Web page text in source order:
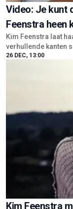
Video: Je kunt
Feenstra heen
Kim Feenstra laat
verhullende kanten
26 DEC, 13:00
Kim Feenstra